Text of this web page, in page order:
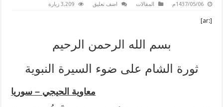
1437/05/06م المقالات اضف تعليق 3,209 زيارة
[:ar]
بسم الله الرحمن الرحيم
ثورة الشام على ضوء السيرة النبوية
معاوية الحيجي – سوريا